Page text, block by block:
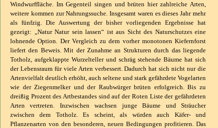
Windwurffläche. Im Gegenteil singen und brüten hier zahlreiche Arten,
weitere kommen zur Nahrungssuche. Insgesamt waren es dieses Jahr mehr
als fünfzig. Die Auswertung der bisher vorliegenden Ergebnisse hat
gezeigt: „Natur Natur sein lassen“ ist aus Sicht des Naturschutzes eine
lohnende Option. Der Vergleich zu dem vorher monotonen Kiefernforst
liefert den Beweis. Mit der Zunahme an Strukturen durch das liegende
Totholz, aufgeklappte Wurzelteller und schräg stehende Bäume hat sich
der Lebensraum für viele Arten verbessert. Dadurch hat sich nicht nur die
Artenvielfalt deutlich erhöht, auch seltene und stark gefährdete Vogelarten
wie der Ziegenmelker und der Raubwürger brüten erfolgreich. Bis zu
dreißig Prozent des Artbestandes sind auf der Roten Liste der gefährdeten
Arten vertreten. Inzwischen wachsen junge Bäume und Sträucher
zwischen dem Totholz. Es scheint, als würden auch Käfer- und
Pflanzenarten von den besonderen, neuen Bedingungen profitieren. Das